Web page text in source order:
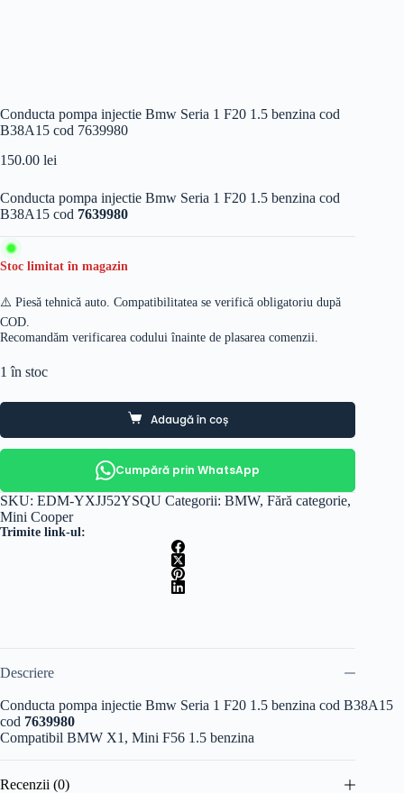
Conducta pompa injectie Bmw Seria 1 F20 1.5 benzina cod
B38A15 cod 7639980
150.00 lei
Conducta pompa injectie Bmw Seria 1 F20 1.5 benzina cod
B38A15 cod 7639980
Stoc limitat în magazin
⚠️ Piesă tehnică auto. Compatibilitatea se verifică obligatoriu după
COD.
Recomandăm verificarea codului înainte de plasarea comenzii.
1 în stoc
Adaugă în coș
Cumpără prin WhatsApp
SKU: EDM-YXJJ52YSQU Categorii: BMW, Fără categorie,
Mini Cooper
Trimite link-ul:
Descriere
Conducta pompa injectie Bmw Seria 1 F20 1.5 benzina cod B38A15
cod 7639980
Compatibil BMW X1, Mini F56 1.5 benzina
Recenzii (0)